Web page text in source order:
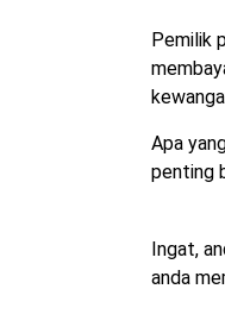
Pemilik
Apa
penting
Ingat,
anda